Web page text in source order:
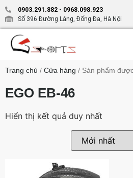
0903.291.882 - 0968.098.923
Số 396 Đường Láng, Đống Đa, Hà Nội
Trang chủ / Cửa hàng / Sản phẩm
EGO EB-46
Hiển thị kết quả duy nhất